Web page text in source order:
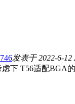
发表于 2022-6-12
下 T56适配BGA